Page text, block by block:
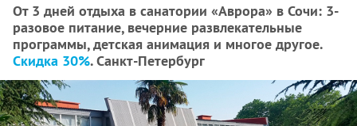
От 3 дней отдыха в санатории «Аврора» в Сочи: 3-
разовое питание, вечерние развлекательные
программы, детская анимация и многое другое.
Скидка 30%. Санкт-Петербург